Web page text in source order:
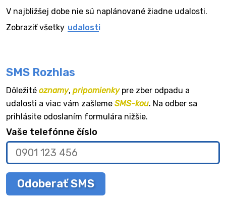
V najbližšej dobe nie sú naplánované žiadne udalosti.
Zobraziť všetky udalosti
SMS Rozhlas
Dôležité oznamy, pripomienkypre zber odpadu a
udalosti a viac vám zašleme SMS-kou. Na odber sa
prihlásite odoslaním formulára nižšie.
Vaše telefónne číslo
Odoberať SMS